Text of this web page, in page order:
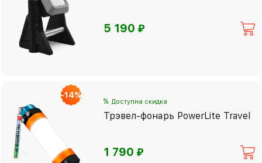
5 190⃏
-14%
% Доступна скидка
Трэвел-фонарь PowerLite Travel
1 790⃏